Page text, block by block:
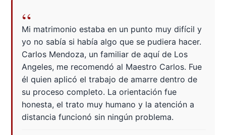
“
Mi matrimonio estaba en un punto muy difícil y
yo no sabía si había algo que se pudiera hacer.
Carlos Mendoza, un familiar de aquí de Los
Angeles, me recomendó al Maestro Carlos. Fue
él quien aplicó el trabajo de amarre dentro de
su proceso completo. La orientación fue
honesta, el trato muy humano y la atención a
distancia funcionó sin ningún problema.